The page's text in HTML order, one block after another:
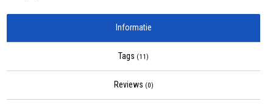
Informatie
Tags (11)
Reviews (0)